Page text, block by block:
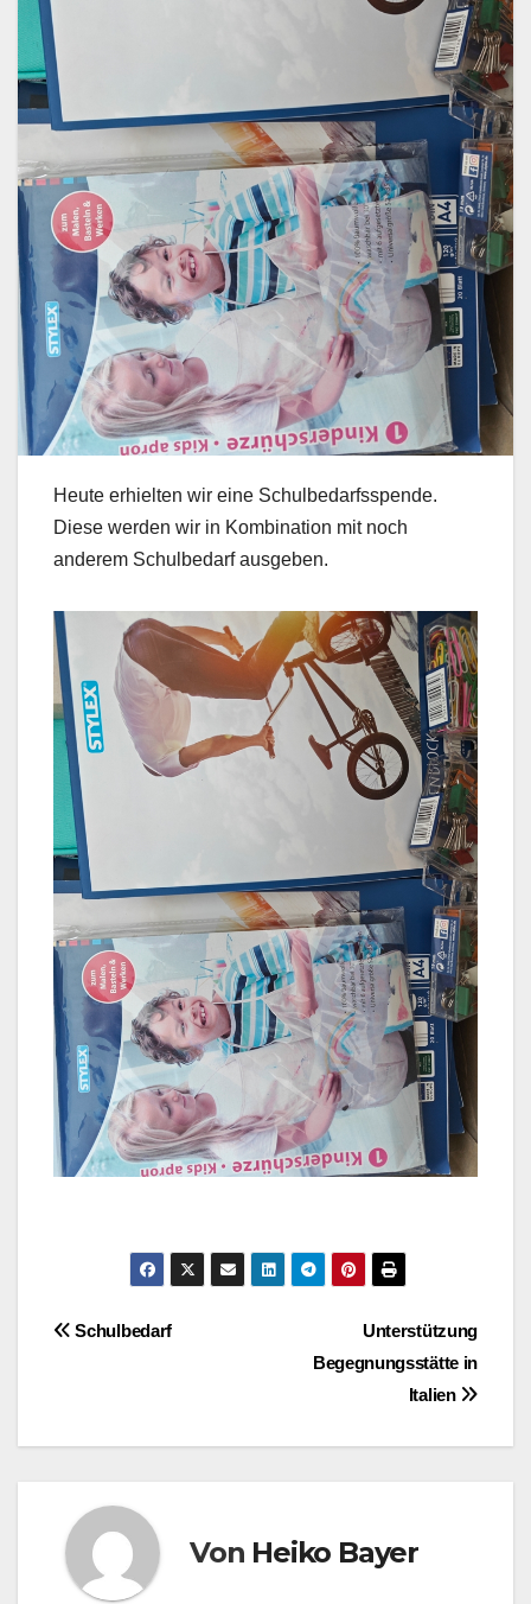
Heute erhielten wir eine Schulbedarfsspende.
Diese werden wir in Kombination mit noch
anderem Schulbedarf ausgeben.
BeitragsnavigationUnterstützung
Begegnungsstätte in
Italien
Schulbedarf
Von Heiko Bayer